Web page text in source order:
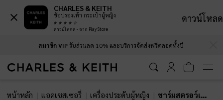
สมาชิก VIPรับส่วนลด 10% และบริการจัดส่งฟรีตลอดทั้งปี
หน้าหลัก แอคเซสเซอรี่ เครื่องประดับผู้หญิง ชาร์มสตรอว์เบอร์รี่รุ่น Francie
CHARLES & KEITH
ช้อปรองเท้า กระเป๋าผู้หญิง
ดาวน์โหลด - จาก Play Store
ดาวน์โหลด